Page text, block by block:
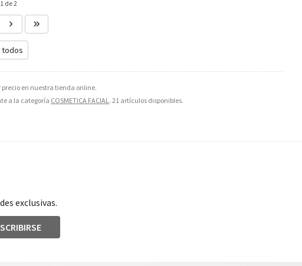
precio en nuestra tienda online.
a la categoría COSMETICA FACIAL. 21 artículos disponibles.
de 2
todos
exclusivas.